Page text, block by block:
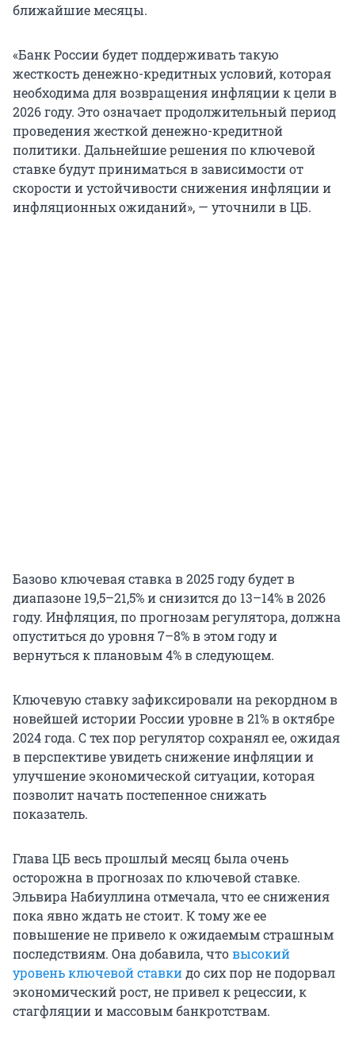
ближайшие месяцы.
«Банк России будет поддерживать такую
жесткость денежно-кредитных условий, которая
необходима для возвращения инфляции к цели в
2026 году. Это означает продолжительный период
проведения жесткой денежно-кредитной
политики. Дальнейшие решения по ключевой
ставке будут приниматься в зависимости от
скорости и устойчивости снижения инфляции и
инфляционных ожиданий», — уточнили в ЦБ.
Базово ключевая ставка в 2025 году будет в
диапазоне 19,5–21,5% и снизится до 13–14% в 2026
году. Инфляция, по прогнозам регулятора, должна
опуститься до уровня 7–8% в этом году и
вернуться к плановым 4% в следующем.
Ключевую ставку зафиксировали на рекордном в
новейшей истории России уровне в 21% в октябре
2024 года. С тех пор регулятор сохранял ее, ожидая
в перспективе увидеть снижение инфляции и
улучшение экономической ситуации, которая
позволит начать постепенное снижать
показатель.
Глава ЦБ весь прошлый месяц была очень
осторожна в прогнозах по ключевой ставке.
Эльвира Набиуллина отмечала, что ее снижения
пока явно ждать не стоит. К тому же ее
повышение не привело к ожидаемым страшным
последствиям. Она добавила, чтовысокий
уровень ключевой ставкидо сих пор не подорвал
экономический рост, не привел к рецессии, к
стагфляции и массовым банкротствам.